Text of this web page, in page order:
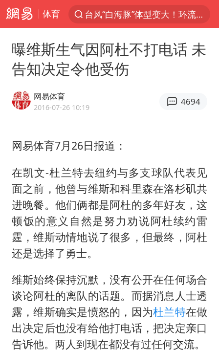
体育
台风“白海豚”体型变大！环流面积接近13个浙江那么大
汪峰阻止14岁女儿买大牌
陕西省委书记赶赴柞水县杏坪镇
女孩摆摊卖菌子时收到北大通知书
改名后的“青海拉面”店
广岛核爆81周年央视播《奥本海默》
公司“上四休三”但要降薪1000元
70多岁父亲独自坐车到上海看望女儿
OpenAI为免费用户升级GPT-5.6 Luna
“中国蔬菜之乡”最高温达41.8℃
985博士后被曝在妻子孕期出轨后续
曝维斯生气因阿杜不打电话 未
告知决定令他受伤
网易体育
2016-07-26 10:19
4694
网易体育7月26日报道：
在凯文-杜兰特去纽约与多支球队代表见
面之前，他曾与维斯和科里森在洛杉矶共
进晚餐。他们俩都是阿杜的多年好友，这
顿饭的意义自然是努力劝说阿杜续约雷
霆，维斯动情地说了很多，但最终，阿杜
还是选择了勇士。
维斯始终保持沉默，没有公开在任何场合
谈论阿杜的离队的话题。而据消息人士透
露，维斯确实是愤怒的，因为杜兰特在做
出决定后也没有给他打电话，把决定亲口
告诉他。两人到现在都没有过任何交流。